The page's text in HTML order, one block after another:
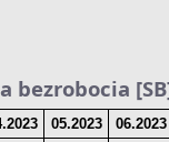
bezrobocia
05.2023 06.2023